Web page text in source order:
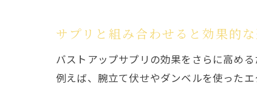
サプリと組み合わせると効果的
バストアップサプリの効果をさらに高め
例えば、腕立て伏せやダンベルを使った